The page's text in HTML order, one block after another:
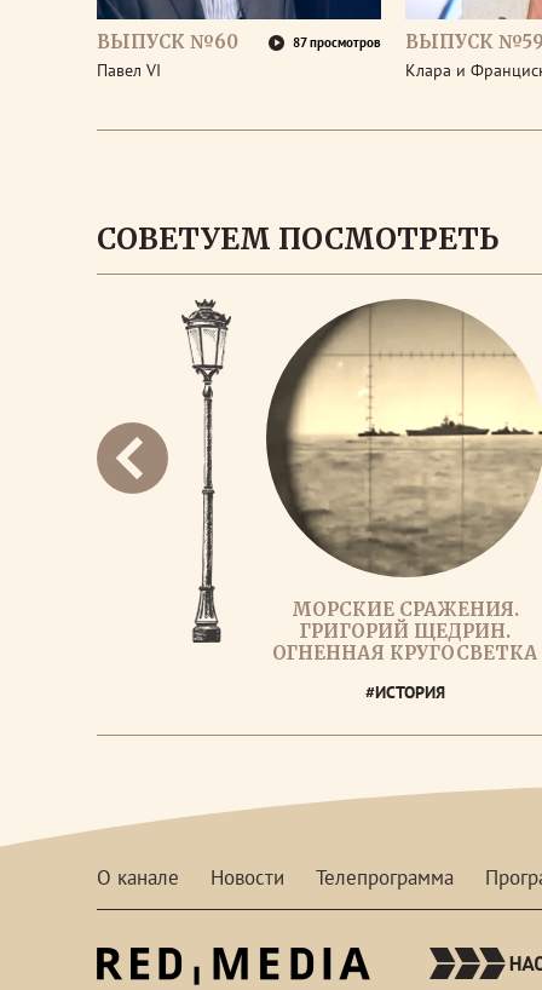
ВЫПУСК №60 87 просмотров
Павел VI
ВЫПУСК
Клара и
СОВЕТУЕМ ПОСМОТРЕТЬ
МОРСКИЕ СРАЖЕНИЯ.
ГРИГОРИЙ ЩЕДРИН.
ОГНЕННАЯ КРУГОСВЕТКА
#ИСТОРИЯ
О канале Новости Телепрограмма